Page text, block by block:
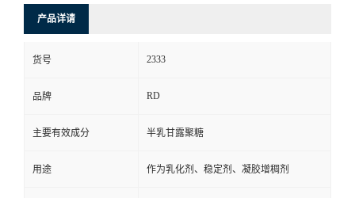
产品详请
货号 2333
品牌 RD
主要有效成分 半乳甘露聚糖
用途 作为乳化剂、稳定剂、凝胶增稠剂